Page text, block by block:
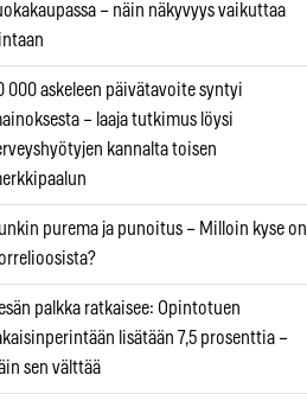
– näin näkyvyys vaikuttaa
000 askeleen päivätavoite syntyi
– laaja tutkimus löysi
kannalta toisen
purema ja punoitus – Milloin kyse on
palkka ratkaisee: Opintotuen
lisätään 7,5 prosenttia –
sen välttää